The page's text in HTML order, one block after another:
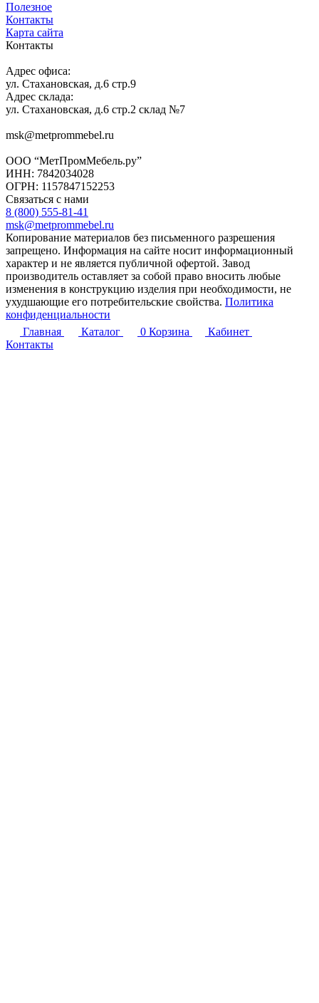
Полезное
Контакты
Карта сайта
Контакты
Адрес офиса:
ул. Стахановская, д.6 стр.9
Адрес склада:
ул. Стахановская, д.6 стр.2 склад №7
msk@metprommebel.ru
ООО “МетПромМебель.ру”
ИНН: 7842034028
ОГРН: 1157847152253
Связаться с нами
8 (800) 555-81-41
msk@metprommebel.ru
Копирование материалов без письменного разрешения
запрещено. Информация на сайте носит информационный
характер и не является публичной офертой. Завод
производитель оставляет за собой право вносить любые
изменения в конструкцию изделия при необходимости, не
ухудшающие его потребительские свойства. Политика
конфиденциальности
Главная
Каталог 0 Корзина
Кабинет
Контакты